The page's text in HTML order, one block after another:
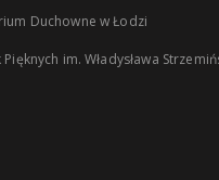
Duchowne w Łodzi
im. Władysława